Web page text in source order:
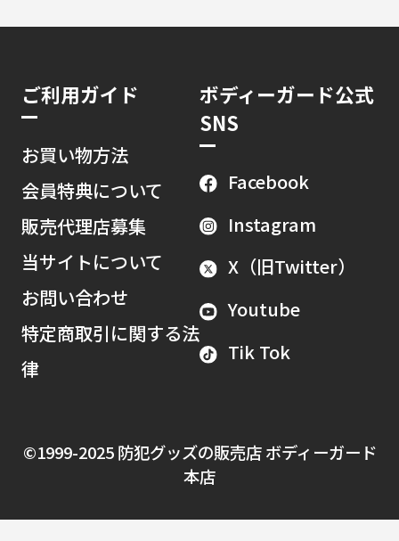
ご利用ガイド
お買い物方法
会員特典について
販売代理店募集
当サイトについて
お問い合わせ
特定商取引に関する法
律
ボディーガード公式
SNS
Facebook
Instagram
X（旧Twitter）
Youtube
Tik Tok
©1999-2025 防犯グッズの販売店 ボディーガード
本店